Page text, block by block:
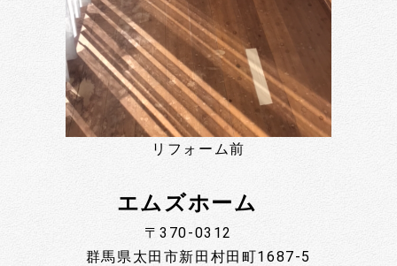
リフォーム前
エムズホーム
〒370-0312
群馬県太田市新田村田町1687-5